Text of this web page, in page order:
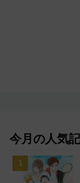
今月の人気